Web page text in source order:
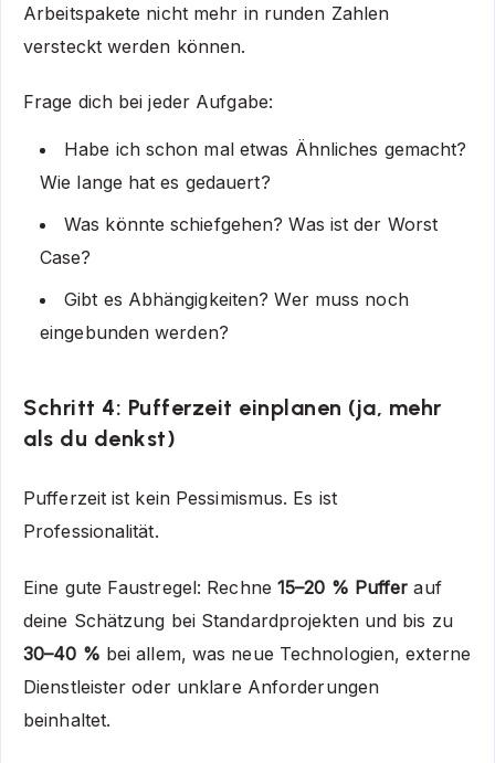
Arbeitspakete nicht mehr in runden Zahlen
versteckt werden können.
Frage dich bei jeder Aufgabe:
Habe ich schon mal etwas Ähnliches gemacht?
Wie lange hat es gedauert?
Was könnte schiefgehen? Was ist der Worst
Case?
Gibt es Abhängigkeiten? Wer muss noch
eingebunden werden?
Schritt 4: Pufferzeit einplanen (ja, mehr
als du denkst)
Pufferzeit ist kein Pessimismus. Es ist
Professionalität.
Eine gute Faustregel: Rechne 15–20 % Puffer auf
deine Schätzung bei Standardprojekten und bis zu
30–40 % bei allem, was neue Technologien, externe
Dienstleister oder unklare Anforderungen
beinhaltet.